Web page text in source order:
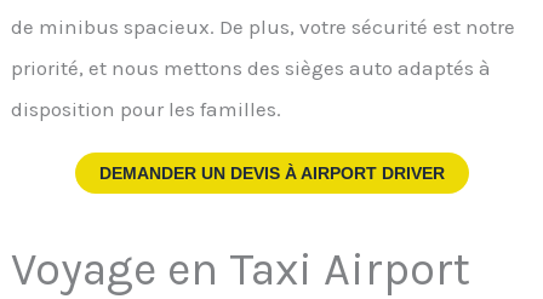
de minibus spacieux. De plus, votre sécurité est notre
priorité, et nous mettons des sièges auto adaptés à
disposition pour les familles.
DEMANDER UN DEVIS ÀAIRPORT DRIVER
Voyage en Taxi Airport